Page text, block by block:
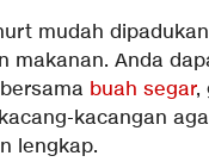
mudah
makanan. Anda
buah segar,
kacangan
lengkap.